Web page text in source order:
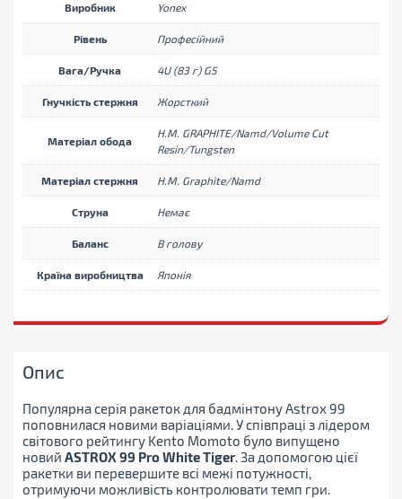
Виробник Yonex
Рівень Професійний
Вага/Ручка 4U (83 г) G5
Гнучкість стержня Жорсткий
Матеріал обода
H.M. GRAPHITE/Namd/Volume Cut
Resin/Tungsten
Матеріал стержня H.M. Graphite/Namd
Струна Немає
Баланс В голову
Країна виробництва Японія
Опис
Популярна серія ракеток для бадмінтону Astrox 99
поповнилася новими варіаціями. У співпраці з лідером
світового рейтингу Kento Momoto було випущено
новий ASTROX 99 Pro White Tiger. За допомогою цієї
ракетки ви перевершите всі межі потужності,
отримуючи можливість контролювати темп гри.